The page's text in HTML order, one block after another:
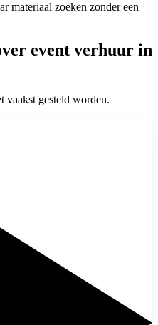
materiaal zoeken zonder een
event verhuur in
vaakst gesteld worden.